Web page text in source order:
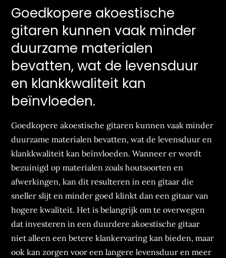
Goedkopere akoestische
gitaren kunnen vaak minder
duurzame materialen
bevatten, wat de levensduur
en klankkwaliteit kan
beïnvloeden.
Goedkopere akoestische gitaren kunnen vaak minder
duurzame materialen bevatten, wat de levensduur en
klankkwaliteit kan beïnvloeden. Wanneer er wordt
bezuinigd op materialen zoals houtsoorten en
afwerkingen, kan dit resulteren in een gitaar die
sneller slijt en minder goed klinkt dan een gitaar van
hogere kwaliteit. Het is belangrijk om te overwegen
dat investeren in een duurdere akoestische gitaar
niet alleen een betere klankervaring kan bieden, maar
ook kan zorgen voor een langere levensduur en meer